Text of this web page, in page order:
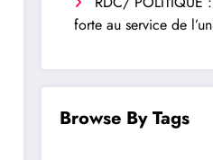
forte au service de
Browse By Tags